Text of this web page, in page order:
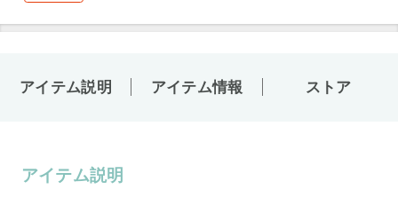
アイテム説明 アイテム情報 ストア
アイテム説明